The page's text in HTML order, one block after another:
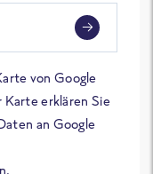
von Google
erklären Sie
an Google